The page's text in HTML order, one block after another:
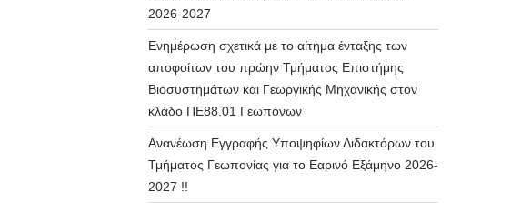
2026-2027
Ενημέρωση σχετικά με το αίτημα ένταξης των
αποφοίτων του πρώην Τμήματος Επιστήμης
Βιοσυστημάτων και Γεωργικής Μηχανικής στον
κλάδο ΠΕ88.01 Γεωπόνων
Ανανέωση Εγγραφής Υποψηφίων Διδακτόρων του
Τμήματος Γεωπονίας για το Εαρινό Εξάμηνο 2026-
2027 !!